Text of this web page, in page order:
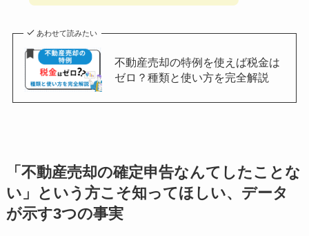
あわせて読みたい
不動産売却の特例を使えば税金は
ゼロ？種類と使い方を完全解説
「不動産売却の確定申告なんてしたことな
い」という方こそ知ってほしい、データ
が示す3つの事実